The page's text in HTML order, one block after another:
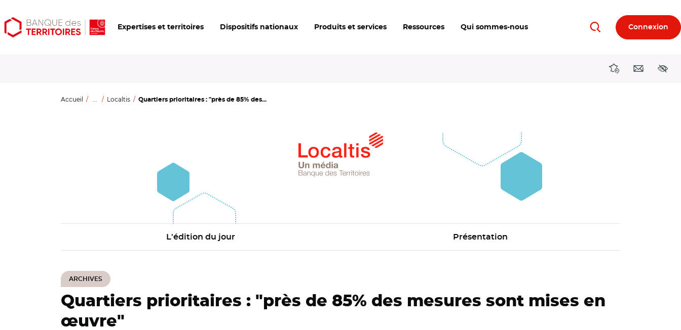
Aller
au
Aller
au
Ouvrir
les
Expertises et territoires Dispositifs nationaux Produits et services Ressources Qui sommes-nous RechercherConnexion
DirectionsContact
Accueil ... Localtis Quartiers prioritaires : "près de 85% des...
L'édition du jour Présentation
ARCHIVES
Quartiers prioritaires : "près de 85% des mesures sont mises en
œuvre"